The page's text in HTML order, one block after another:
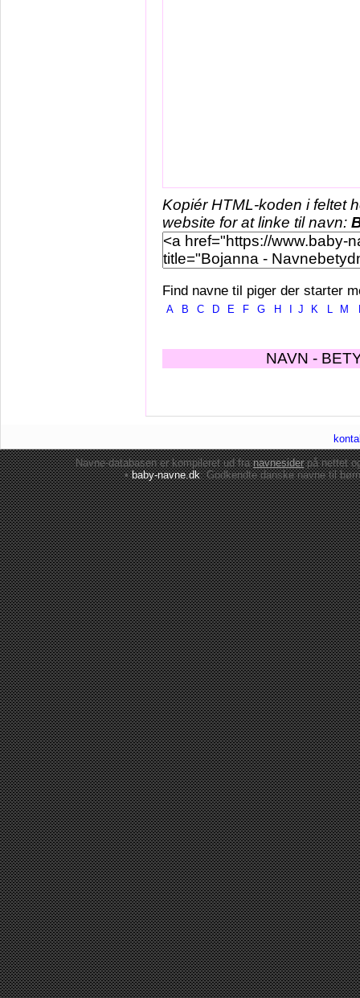
Kopiér HTML-koden i feltet
website for at linke til navn:
Find navne til piger der starter
A B C D E F G H J K L M
NAVN -
Navne-databasen er kompileret ud franavnesiderpå nettet
•baby-navne.dk: Godkendte danskenavne til børn